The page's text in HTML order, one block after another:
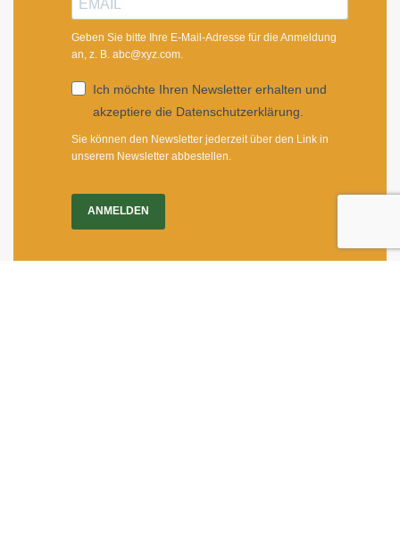
Geben Sie bitte Ihre E-Mail-Adresse für die Anmeldung
an, z. B. abc@xyz.com.
Ich möchte Ihren Newsletter erhalten und
akzeptiere die Datenschutzerklärung.
Sie können den Newsletter jederzeit über den Link in
unserem Newsletter abbestellen.
ANMELDEN